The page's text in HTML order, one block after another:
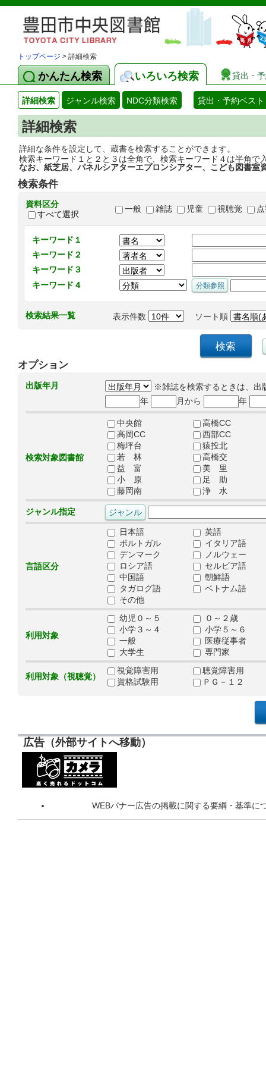
トップページ > 詳細検索
かんたん検索 いろいろ検索 貸出・
詳細検索 ジャンル検索 NDC分類検索 貸出・予約ベスト
詳細検索
詳細な条件を設定して、蔵書を検索することができます。
検索キーワード１と２と３は全角で、検索キーワード４は半角で
なお、紙芝居、パネルシアターエプロンシアター、こども図書室
検索条件
資料区分
すべて選択
一般 雑誌 児童 視聴覚
キーワード１
キーワード２
キーワード３
キーワード４
検索結果一覧 表示件数 ソート順
オプション
出版年月
※雑誌を検索するときは、出
年
月から 年
検索対象図書館
中央館
高橋CC
高岡CC
西部CC
梅坪台
猿投北
若 林
高橋交
益 富
美 里
小 原
足 助
藤岡南
浄 水
ジャンル指定
言語区分
日本語
英語
ポルトガル
イタリア語
デンマーク
ノルウェー
ロシア語
セルビア語
中国語
朝鮮語
タガログ語
ベトナム語
その他
利用対象
幼児０～５
０～２歳
小学３～４
小学５～６
一般
医療従事者
大学生
専門家
利用対象（視聴覚）
視覚障害用
聴覚障害用
資格試験用
ＰＧ－１２
広告（外部サイトへ移動）
WEBバナー広告の掲載に関する要綱・基準に